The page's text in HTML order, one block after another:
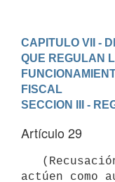
CAPITULO VII -
QUE REGULAN
FISCAL
SECCION III -
Artículo 29
actúen como